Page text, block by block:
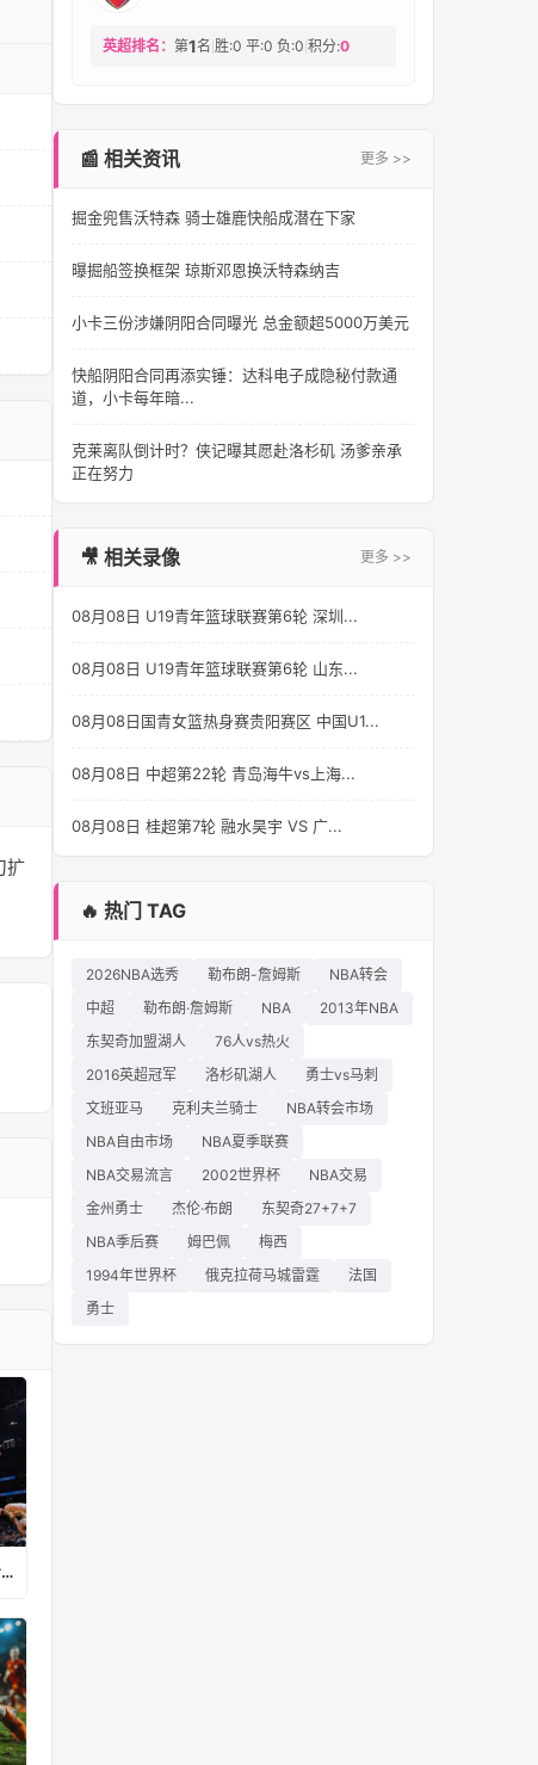
扩
法国vs巴拉圭直播在线观看高清视频
英超排名： 第1名 胜:0 平:0 负:0 积分:0
📰 相关资讯 更多 >>
掘金兜售沃特森 骑士雄鹿快船成潜在下家
曝掘船签换框架 琼斯邓恩换沃特森纳吉
小卡三份涉嫌阴阳合同曝光 总金额超5000万美元
快船阴阳合同再添实锤：达科电子成隐秘付款通
道，小卡每年暗...
克莱离队倒计时？侠记曝其愿赴洛杉矶 汤爹亲承
正在努力
🎥 相关录像 更多 >>
08月08日 U19青年篮球联赛第6轮 深圳...
08月08日 U19青年篮球联赛第6轮 山东...
08月08日国青女篮热身赛贵阳赛区 中国U1...
08月08日 中超第22轮 青岛海牛vs上海...
08月08日 桂超第7轮 融水昊宇 VS 广...
🔥 热门 TAG
2026NBA选秀 勒布朗-詹姆斯
NBA转会
中超
勒布朗·詹姆斯 NBA
2013年NBA
东契奇加盟湖人
76人vs热火
2016英超冠军
洛杉矶湖人
勇士vs马刺
文班亚马
克利夫兰骑士
NBA转会市场
NBA自由市场
NBA夏季联赛
NBA交易流言
2002世界杯
NBA交易
金州勇士
杰伦·布朗
东契奇27+7+7
NBA季后赛
姆巴佩
梅西
1994年世界杯
俄克拉荷马城雷霆
法国
勇士